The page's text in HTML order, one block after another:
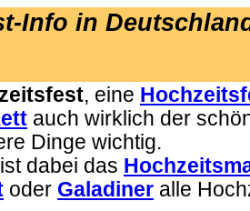
Info in
, eine
auch wirklich der
Dinge wichtig.
dabei das
oder Galadiner alle